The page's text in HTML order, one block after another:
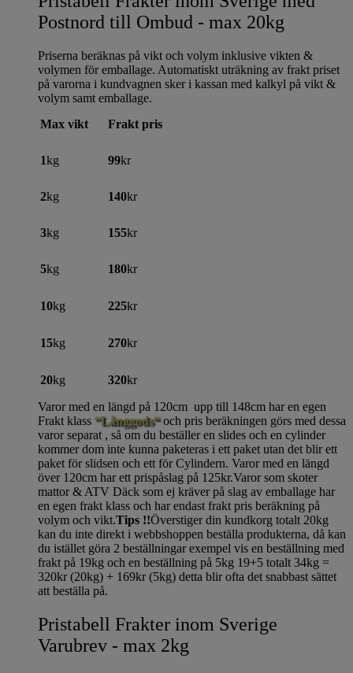
Postnord till Ombud - max 20kg
Priserna beräknas på vikt och volym inklusive vikten &
volymen för emballage. Automatiskt uträkning av frakt priset
på varorna i kundvagnen sker i kassan med kalkyl på vikt &
volym samt emballage.
Max vikt
Frakt pris
1kg 99kr
2kg 140kr
3kg 155kr
5kg 180kr
10kg 225kr
15kg 270kr
20kg 320kr
Varor med en längd på 120cm upp till 148cm har en egen
Frakt klass “Långgods“och pris beräkningen görs med dessa
varor separat , så om du beställer en slides och en cylinder
kommer dom inte kunna paketeras i ett paket utan det blir ett
paket för slidsen och ett för Cylindern. Varor med en längd
över 120cm har ett prispåslag på 125kr.Varor som skoter
mattor & ATV Däck som ej kräver på slag av emballage har
en egen frakt klass och har endast frakt pris beräkning på
volym och vikt.Tips !!Överstiger din kundkorg totalt 20kg
kan du inte direkt i webbshoppen beställa produkterna, då kan
du istället göra 2 beställningar exempel vis en beställning med
frakt på 19kg och en beställning på 5kg 19+5 totalt 34kg =
320kr (20kg) + 169kr (5kg) detta blir ofta det snabbast sättet
att beställa på.
Pristabell Frakter inom Sverige
Varubrev - max 2kg